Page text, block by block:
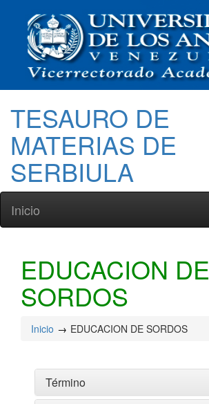
TESAURO DE
MATERIAS DE
SERBIULA
Inicio
EDUCACION DE
SORDOS
Inicio EDUCACION DE SORDOS
Término